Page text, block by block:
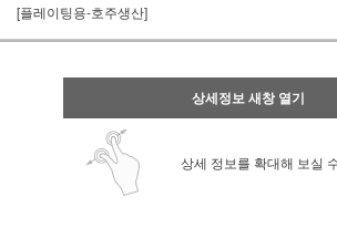
[플레이팅용-호주생산]
상세정보 새창 열기
상세 정보를 확대해 보실